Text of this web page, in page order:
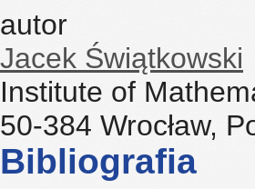
autor
Jacek Świątkowski
Institute of
50-384 Wrocław,
Bibliografia